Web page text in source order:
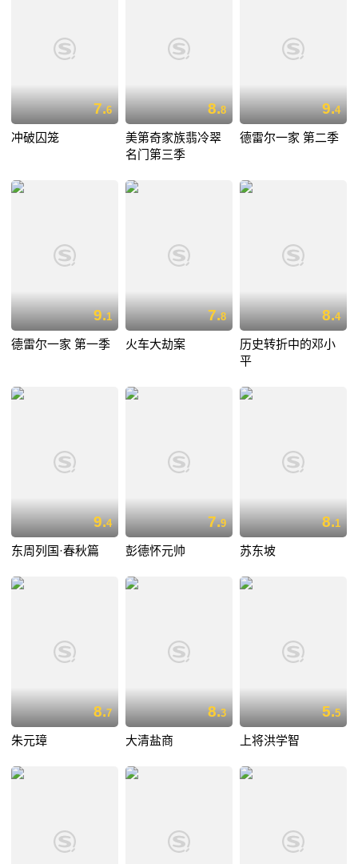
7.6
冲破囚笼
8.8
美第奇家族翡冷翠
名门第三季
9.4
德雷尔一家 第二季
9.1
德雷尔一家 第一季
7.8
火车大劫案
8.4
历史转折中的邓小
平
9.4
东周列国·春秋篇
7.9
彭德怀元帅
8.1
苏东坡
8.7
朱元璋
8.3
大清盐商
5.5
上将洪学智